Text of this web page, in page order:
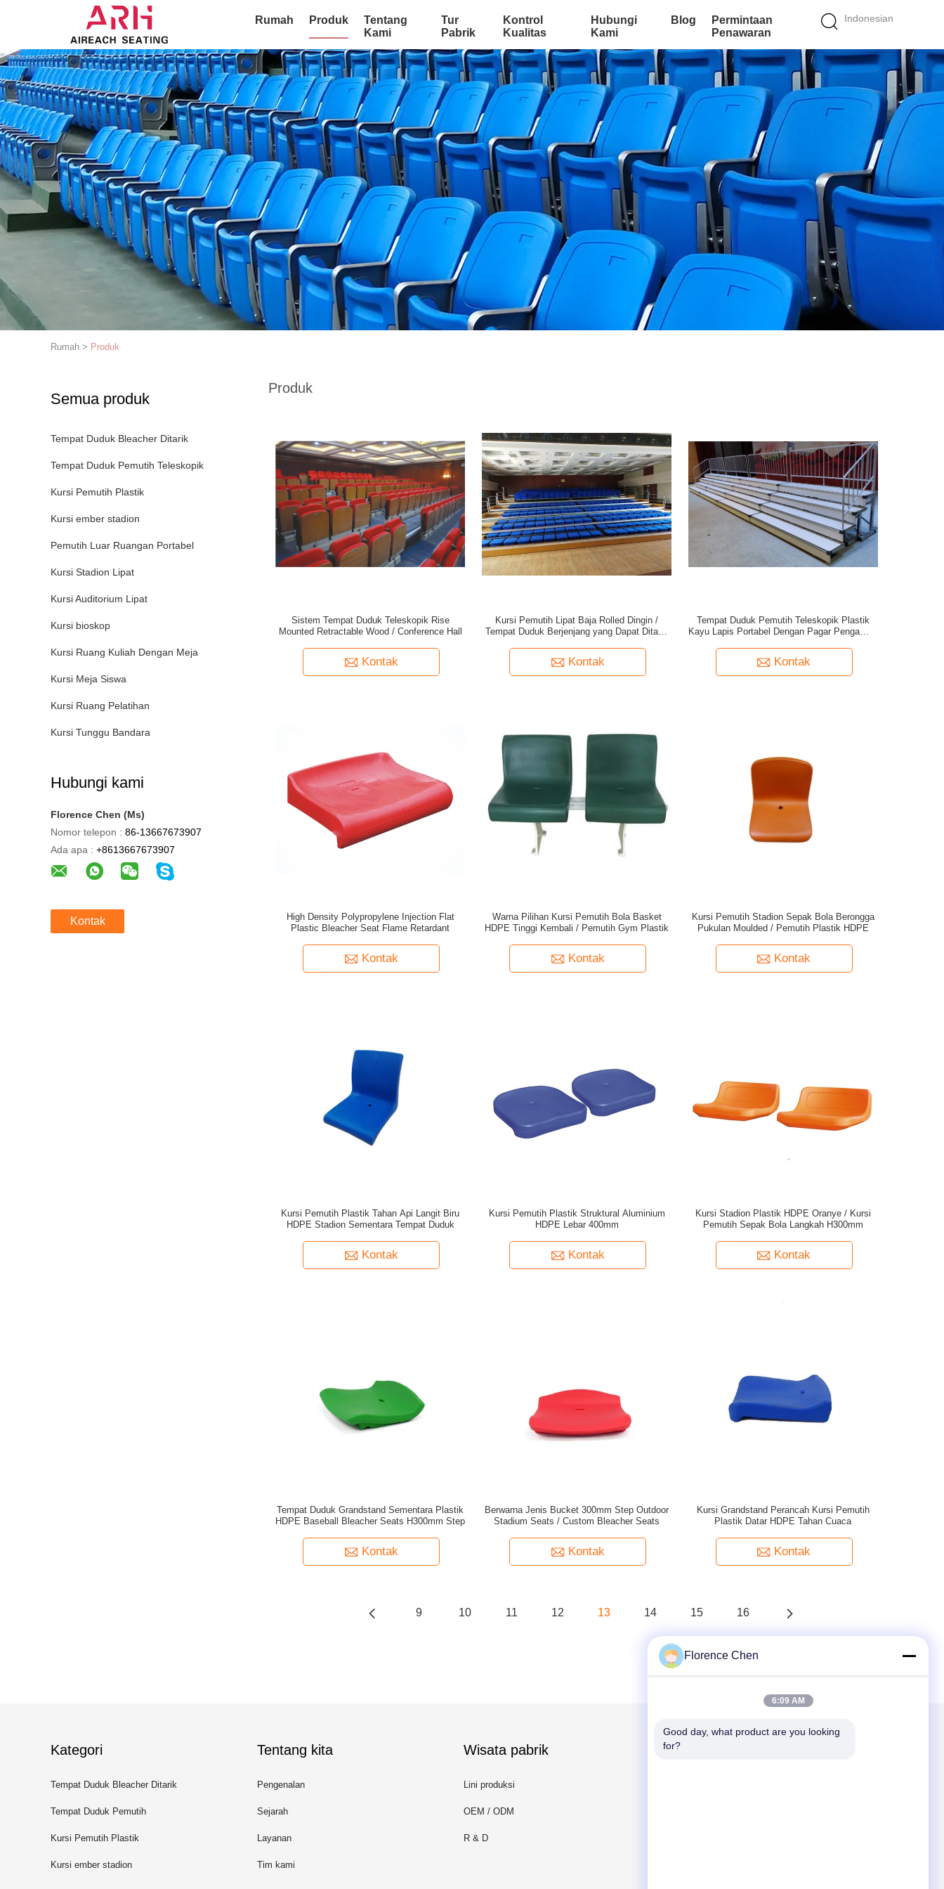
Indonesian
Rumah Produk
Tentang
Kami
Tur
Pabrik
Kontrol
Kualitas
Hubungi
Kami
Blog
Permintaan
Penawaran
Rumah > Produk
Semua produk
Tempat Duduk Bleacher Ditarik
Tempat Duduk Pemutih Teleskopik
Kursi Pemutih Plastik
Kursi ember stadion
Pemutih Luar Ruangan Portabel
Kursi Stadion Lipat
Kursi Auditorium Lipat
Kursi bioskop
Kursi Ruang Kuliah Dengan Meja
Kursi Meja Siswa
Kursi Ruang Pelatihan
Kursi Tunggu Bandara
Hubungi kami
Florence Chen (Ms)
Nomor telepon : 86-13667673907
Ada apa : +8613667673907
Kontak
Produk
Sistem Tempat Duduk Teleskopik Rise
Mounted Retractable Wood / Conference Hall
Kontak
Kursi Pemutih Lipat Baja Rolled Dingin /
Tempat Duduk Berjenjang yang Dapat Ditarik
Kontak
Tempat Duduk Pemutih Teleskopik Plastik
Kayu Lapis Portabel Dengan Pagar Pengaman
Kontak
High Density Polypropylene Injection Flat
Plastic Bleacher Seat Flame Retardant
Kontak
Warna Pilihan Kursi Pemutih Bola Basket
HDPE Tinggi Kembali / Pemutih Gym Plastik
Kontak
Kursi Pemutih Stadion Sepak Bola Berongga
Pukulan Moulded / Pemutih Plastik HDPE
Kontak
Kursi Pemutih Plastik Tahan Api Langit Biru
HDPE Stadion Sementara Tempat Duduk
Kontak
Kursi Pemutih Plastik Struktural Aluminium
HDPE Lebar 400mm
Kontak
Kursi Stadion Plastik HDPE Oranye / Kursi
Pemutih Sepak Bola Langkah H300mm
Kontak
Tempat Duduk Grandstand Sementara Plastik
HDPE Baseball Bleacher Seats H300mm Step
Kontak
Berwarna Jenis Bucket 300mm Step Outdoor
Stadium Seats / Custom Bleacher Seats
Kontak
Kursi Grandstand Perancah Kursi Pemutih
Plastik Datar HDPE Tahan Cuaca
Kontak
9 10 11 12 13 14 15 16
Kategori
Tempat Duduk Bleacher Ditarik
Tempat Duduk Pemutih
Teleskopik
Kursi Pemutih Plastik
Kursi ember stadion
Tentang kita
Pengenalan
Sejarah
Layanan
Tim kami
Wisata pabrik
Lini produksi
OEM / ODM
R & D
Kirimkan Kami
Florence Chen
6:09 AM
Good day, what product are you looking
for?